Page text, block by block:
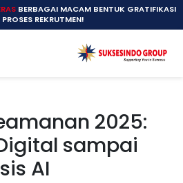
BERBAGAI MACAM BENTUK GRATIFIKASI
REKRUTMEN!
2025:
sampai
AI